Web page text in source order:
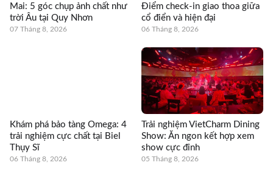
Mai: 5 góc chụp ảnh chất như
trời Âu tại Quy Nhơn
07 Tháng 8, 2026
Điểm check-in giao thoa giữa
cổ điển và hiện đại
06 Tháng 8, 2026
Khám phá bảo tàng Omega: 4
trải nghiệm cực chất tại Biel
Thụy Sĩ
06 Tháng 8, 2026
Trải nghiệm VietCharm Dining
Show: Ăn ngon kết hợp xem
show cực đỉnh
05 Tháng 8, 2026